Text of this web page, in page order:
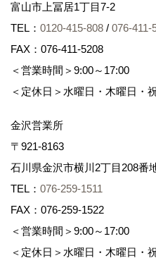
富山市上冨居1丁目7-2
TEL： 0120-415-808 / 076-411-
FAX：076-411-5208
＜営業時間＞9:00～17:00
＜定休日＞水曜日・木曜日・
金沢営業所
〒921-8163
石川県金沢市横川2丁目208
TEL： 076-259-1511
FAX：076-259-1522
＜営業時間＞9:00～17:00
＜定休日＞水曜日・木曜日・